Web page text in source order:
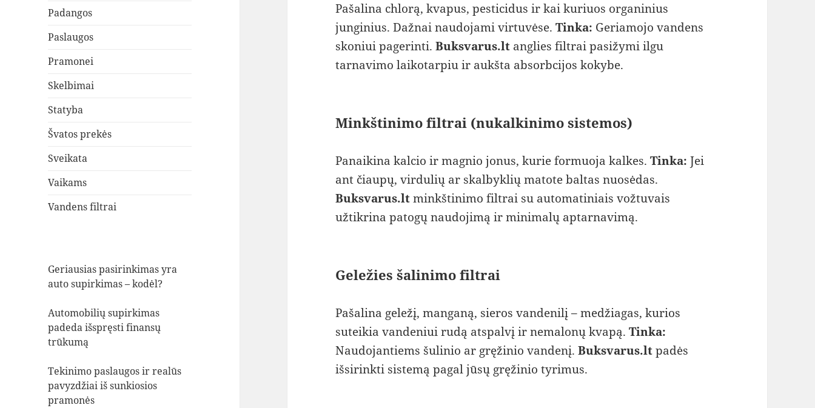
Padangos
Paslaugos
Pramonei
Skelbimai
Statyba
Švatos prekės
Sveikata
Vaikams
Vandens filtrai
Geriausias pasirinkimas yra
auto supirkimas – kodėl?
Automobilių supirkimas
padeda išspręsti finansų
trūkumą
Tekinimo paslaugos ir realūs
pavyzdžiai iš sunkiosios
pramonės
Pašalina chlorą, kvapus, pesticidus ir kai kuriuos organinius
junginius. Dažnai naudojami virtuvėse.Tinka: Geriamojo vandens
skoniui pagerinti.Buksvarus.lt anglies filtrai pasižymi ilgu
tarnavimo laikotarpiu ir aukšta absorbcijos kokybe.
Minkštinimo filtrai (nukalkinimo sistemos)
Panaikina kalcio ir magnio jonus, kurie formuoja kalkes.Tinka: Jei
ant čiaupų, virdulių ar skalbyklių matote baltas nuosėdas.
Buksvarus.ltminkštinimo filtrai su automatiniais vožtuvais
užtikrina patogų naudojimą ir minimalų aptarnavimą.
Geležies šalinimo filtrai
Pašalina geležį, manganą, sieros vandenilį – medžiagas, kurios
suteikia vandeniui rudą atspalvį ir nemalonų kvapą.Tinka:
Naudojantiems šulinio ar gręžinio vandenį.Buksvarus.ltpadės
išsirinkti sistemą pagal jūsų gręžinio tyrimus.